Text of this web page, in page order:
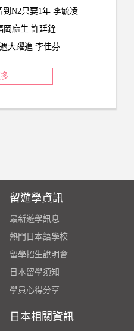
到N2只要1年 李毓凌
岡麻生 許廷銓
大躍進 李佳芬
留遊學資訊
最新遊學訊息
熱門日本語學校
留學招生說明會
日本留學須知
學員心得分享
日本相關資訊